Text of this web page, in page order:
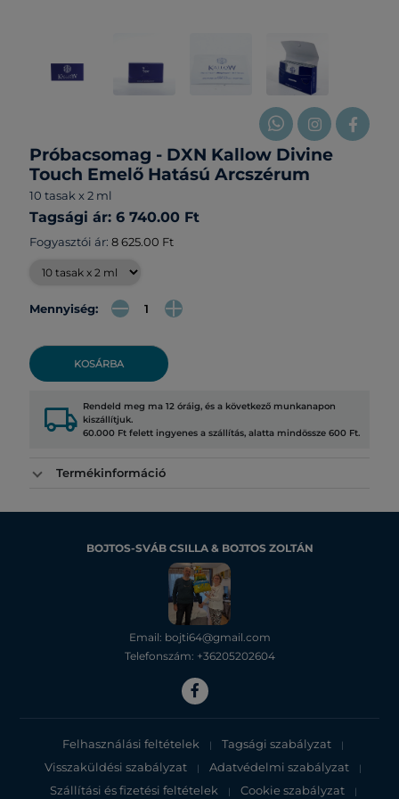
Próbacsomag - DXN Kallow Divine
Touch Emelő Hatású Arcszérum
10 tasak x 2 ml
Tagsági ár: 6 740.00 Ft
Fogyasztói ár: 8 625.00 Ft
Mennyiség:
KOSÁRBA
local_shipping Rendeld meg ma 12 óráig, és a következő munkanapon
kiszállítjuk.
60.000 Ft felett ingyenes a szállítás, alatta mindössze 600 Ft.
Termékinformáció
BOJTOS-SVÁB CSILLA & BOJTOS ZOLTÁN
Email: bojti64@gmail.com
Telefonszám: +36205202604
Felhasználási feltételek | Tagsági szabályzat |
Visszaküldési szabályzat | Adatvédelmi szabályzat |
Szállítási és fizetési feltételek | Cookie szabályzat |